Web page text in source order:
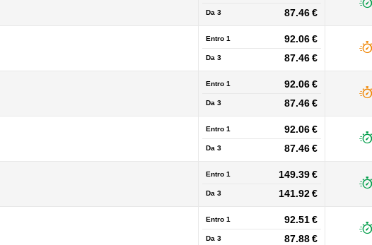
Da 3 87.46 €
Entro 1 92.06 €
Da 3 87.46 €
Entro 1 92.06 €
Da 3 87.46 €
Entro 1 92.06 €
Da 3 87.46 €
Entro 1 149.39 €
Da 3 141.92 €
Entro 1 92.51 €
Da 3 87.88 €